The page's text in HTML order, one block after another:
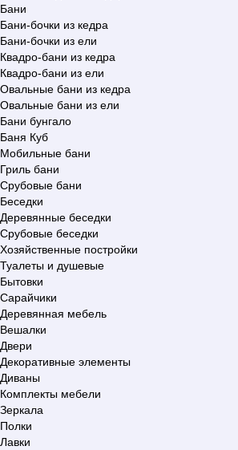
Бани
Бани-бочки из кедра
Бани-бочки из ели
Квадро-бани из кедра
Квадро-бани из ели
Овальные бани из кедра
Овальные бани из ели
Бани бунгало
Баня Куб
Мобильные бани
Гриль бани
Срубовые бани
Беседки
Деревянные беседки
Срубовые беседки
Хозяйственные постройки
Туалеты и душевые
Бытовки
Сарайчики
Деревянная мебель
Вешалки
Двери
Декоративные элементы
Диваны
Комплекты мебели
Зеркала
Полки
Лавки